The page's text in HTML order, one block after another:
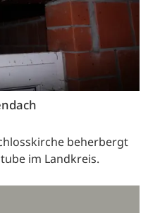
beherbergt
im Landkreis.